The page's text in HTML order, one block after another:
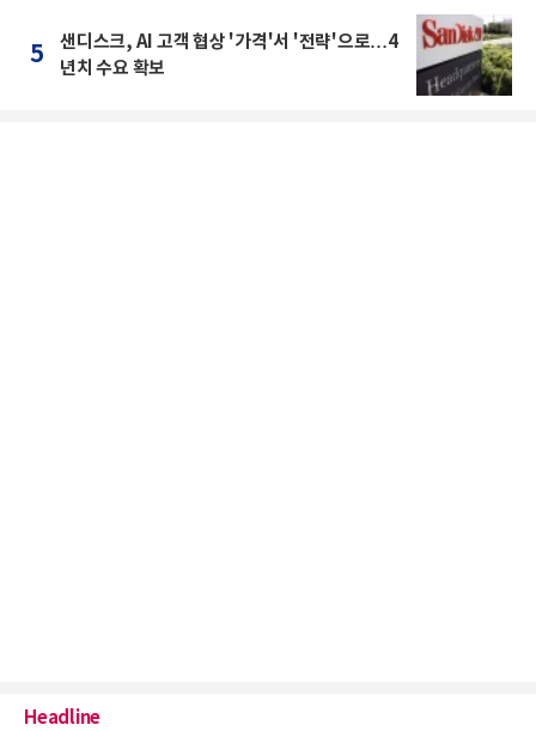
5
샌디스크, AI 고객 협상 '가격'서 '전략'으로…4
년치 수요 확보
Headline